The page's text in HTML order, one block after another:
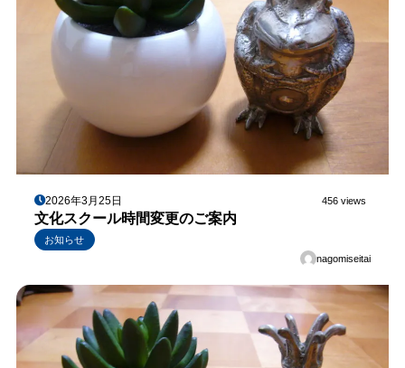
2026年3月25日 456 views
文化スクール時間変更のご案内
お知らせ
nagomiseitai